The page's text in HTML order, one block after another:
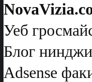
Уеб
Блог нинджи
Adsense